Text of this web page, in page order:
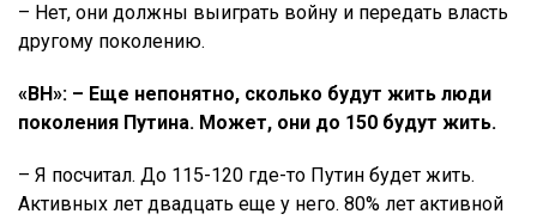
– Нет, они должны выиграть войну и передать власть
другому поколению.
«ВН»: – Еще непонятно, сколько будут жить люди
поколения Путина. Может, они до 150 будут жить.
– Я посчитал. До 115-120 где-то Путин будет жить.
Активных лет двадцать еще у него. 80% лет активной